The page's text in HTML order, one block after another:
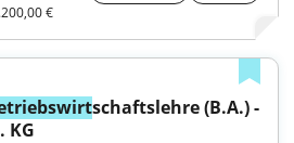
€
schaftslehre (B.A.) -
KG